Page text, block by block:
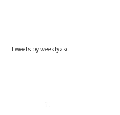
Tweets by weeklyascii